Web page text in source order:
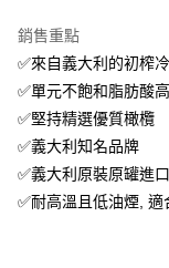
銷售重點
✅來自義大利的初榨
✅單元不飽和脂肪酸
✅堅持精選優質橄欖
✅義大利知名品牌
✅義大利原裝原罐進
✅耐高溫且低油煙,